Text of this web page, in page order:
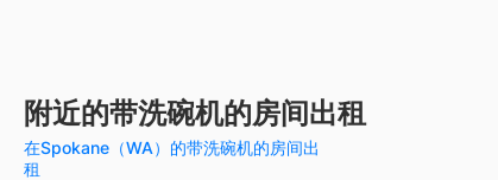
附近的带洗碗机的房间出租
在Spokane（WA）的带洗碗机的房间出
租